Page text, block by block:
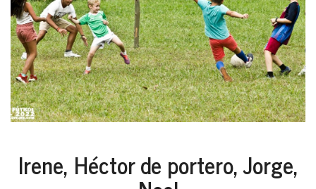
Irene, Héctor de portero, Jorge,